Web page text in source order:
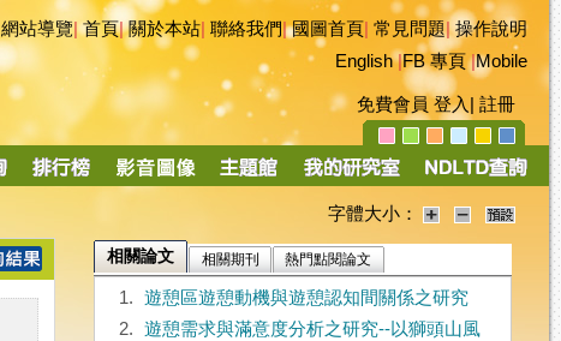
網站導覽|首頁|關於本站 聯絡我們|國圖首頁 常見問題|操作說明
English|FB 專頁|Mobile
免費會員 登入 註冊
字體大小：
相關論文 相關期刊 熱門點閱論文
1.
遊憩區遊憩動機與遊憩認知間關係之研究
2.
遊憩需求與滿意度分析之研究--以獅頭山風